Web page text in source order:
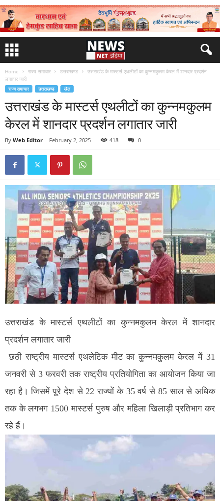
Home राज्य समाचार उत्तराखण्ड
उत्तराखंड के मास्टर्स एथलीटों का कुन्नमकुलम केरल में शानदार प्रदर्शन
लगातार जारी
राज्य समाचार उत्तराखण्ड खेल
उत्तराखंड के मास्टर्स एथलीटों का कुन्नमकुलम
केरल में शानदार प्रदर्शन लगातार जारी
By Web Editor - February 2, 2025 418 0
उत्तराखंड के मास्टर्स एथलीटों का कुन्नमकुलम केरल में शानदार
प्रदर्शन लगातार जारी
छठी राष्ट्रीय मास्टर्स एथलेटिक मीट का कुन्नमकुलम केरल में 31
जनवरी से 3 फरवरी तक राष्ट्रीय प्रतियोगिता का आयोजन किया जा
रहा है। जिसमें पूरे देश से 22 राज्यों के 35 वर्ष से 85 साल से अधिक
तक के लगभग 1500 मास्टर्स पुरुष और महिला खिलाड़ी प्रतिभाग कर
रहे हैं।